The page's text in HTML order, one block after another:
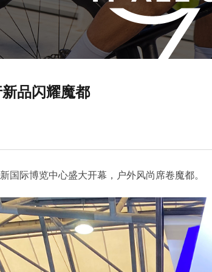
品闪耀魔都
国际博览中心盛大开幕，户外风尚席卷魔都。